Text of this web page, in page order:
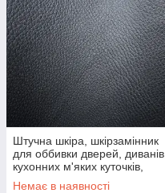
Штучна шкіра, шкірзамінник
для оббивки дверей, диванів,
кухонних м'яких куточків,
табуреток та ін меблів
Немає в наявності